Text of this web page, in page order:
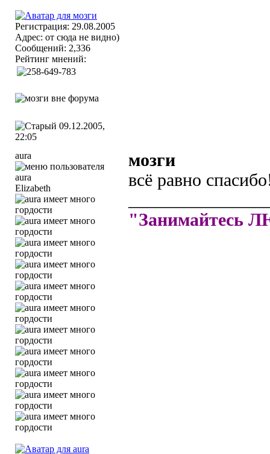
Регистрация: 29.08.2005
Адрес: от сюда не видно)
Сообщений: 2,336
Рейтинг мнений:
09.12.2005,
22:05
aura
Elizabeth
мозги
всё равно
"Занимайтесь